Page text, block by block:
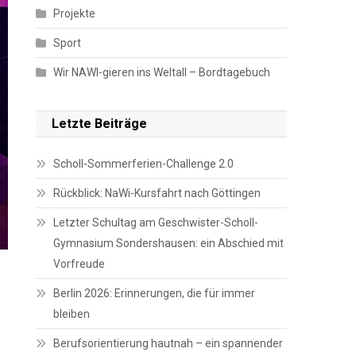
Projekte
Sport
Wir NAWI-gieren ins Weltall – Bordtagebuch
Letzte Beiträge
Scholl-Sommerferien-Challenge 2.0
Rückblick: NaWi-Kursfahrt nach Göttingen
Letzter Schultag am Geschwister-Scholl-
Gymnasium Sondershausen: ein Abschied mit
Vorfreude
Berlin 2026: Erinnerungen, die für immer
bleiben
Berufsorientierung hautnah – ein spannender